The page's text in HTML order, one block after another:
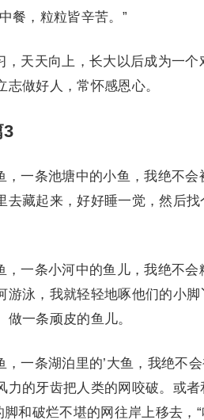
餐，粒粒皆辛苦。”
天向上，长大以后成为一个
做好人，常怀感恩心。
3
条池塘中的小鱼，我绝不会
去藏起来，好好睡一觉，然后
条小河中的鱼儿，我绝不会
游泳，我就轻轻地啄他们的小
做一条顽皮的鱼儿。
条湖泊里的’大鱼，我绝不会
力的牙齿把人类的网咬破。或
脚和破烂不堪的网往岸上移去，